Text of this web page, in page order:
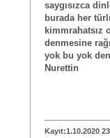
saygısızca
burada her
kimmrahatsız
denmesine
yok bu yok
Nurettin
Kayıt:1.10.2020